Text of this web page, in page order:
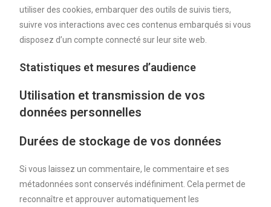
utiliser des cookies, embarquer des outils de suivis tiers,
suivre vos interactions avec ces contenus embarqués si vous
disposez d’un compte connecté sur leur site web.
Statistiques et mesures d’audience
Utilisation et transmission de vos
données personnelles
Durées de stockage de vos données
Si vous laissez un commentaire, le commentaire et ses
métadonnées sont conservés indéfiniment. Cela permet de
reconnaître et approuver automatiquement les